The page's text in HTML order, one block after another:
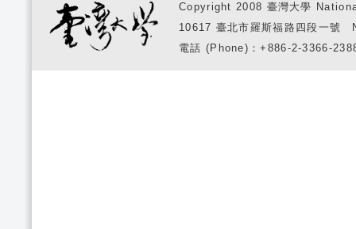
Copyright 2008 臺灣大學
10617 臺北市羅斯福路四段一
電話 (Phone)：+886-2-3366-